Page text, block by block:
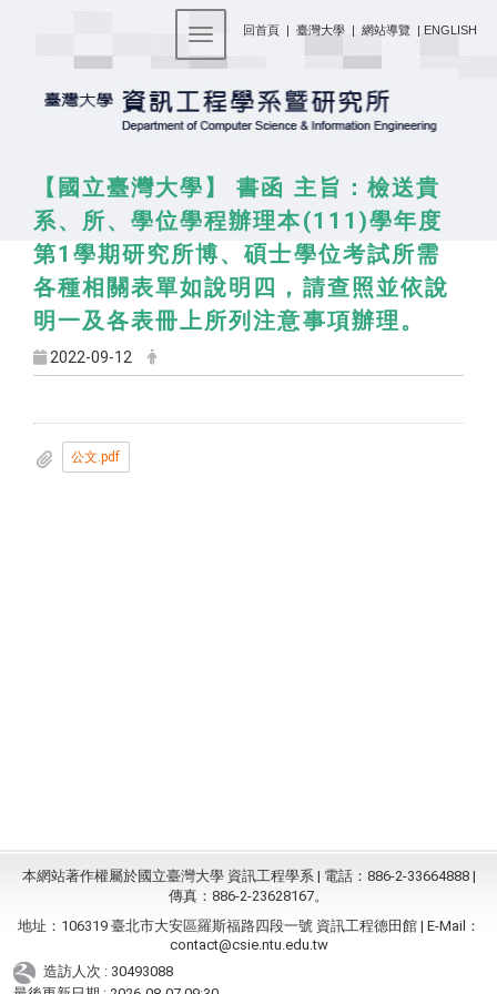
回首頁 | 臺灣大學 | 網站導覽 | ENGLISH
Toggle navigation
【國立臺灣大學】 書函 主旨：檢送貴
系、所、學位學程辦理本(111)學年度
第1學期研究所博、碩士學位考試所需
各種相關表單如說明四，請查照並依說
明一及各表冊上所列注意事項辦理。
2022-09-12
公文.pdf
本網站著作權屬於國立臺灣大學 資訊工程學系 | 電話：886-2-33664888 |
傳真：886-2-23628167。
地址：106319 臺北市大安區羅斯福路四段一號 資訊工程德田館 | E-Mail：
contact@csie.ntu.edu.tw
造訪人次 : 30493088